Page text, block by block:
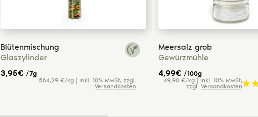
Blütenmischung
Glaszylinder
3,95€ /7g
564,29 €/kg | inkl. 10% MwSt, zzgl.
Versandkosten
Meersalz grob
Gewürzmühle
4,99€ /100g
49,90 €/kg | inkl. 10% MwSt,
zzgl. Versandkosten